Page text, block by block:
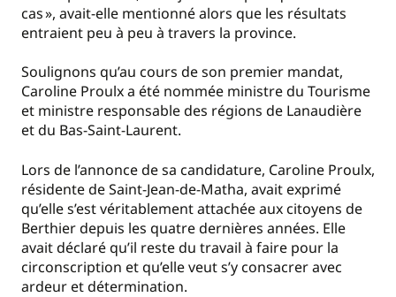
cas », avait-elle mentionné alors que les résultats
entraient peu à peu à travers la province.
Soulignons qu’au cours de son premier mandat,
Caroline Proulx a été nommée ministre du Tourisme
et ministre responsable des régions de Lanaudière
et du Bas-Saint-Laurent.
Lors de l’annonce de sa candidature, Caroline Proulx,
résidente de Saint-Jean-de-Matha, avait exprimé
qu’elle s’est véritablement attachée aux citoyens de
Berthier depuis les quatre dernières années. Elle
avait déclaré qu’il reste du travail à faire pour la
circonscription et qu’elle veut s’y consacrer avec
ardeur et détermination.